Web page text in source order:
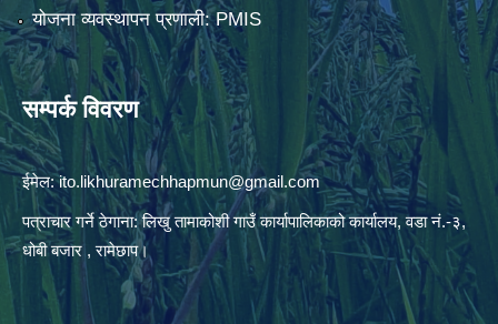
योजना व्यवस्थापन प्रणाली: PMIS
सम्पर्क विवरण
ईमेल:ito.likhuramechhapmun@gmail.com
पत्राचार गर्ने ठेगाना: लिखु तामाकोशी गाउँ कार्यापालिकाको कार्यालय, वडा नं.-३,
धोबी बजार , रामेछाप।